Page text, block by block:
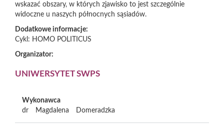
wskazać obszary, w których zjawisko to jest szczególnie
widoczne u naszych północnych sąsiadów.
Dodatkowe informacje:
Cykl: HOMO POLITICUS
Organizator:
UNIWERSYTET SWPS
Wykonawca
dr
Magdalena Domeradzka